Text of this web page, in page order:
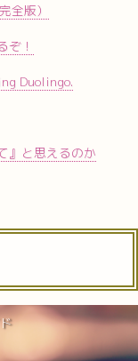
全版）
ぞ！
Duolingo.
』と思えるのか